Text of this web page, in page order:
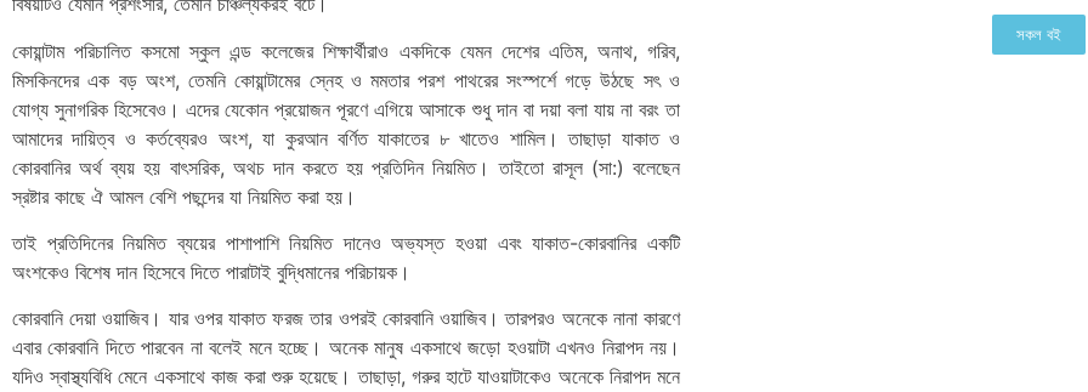
কোয়ান্টাম পরিচালিত কসমো স্কুল এন্ড কলেজের শিক্ষার্থীরাও একদিকে যেমন দেশের এতিম, অনাথ, গরিব,
মিসকিনদের এক বড় অংশ, তেমনি কোয়ান্টামের স্নেহ ও মমতার পরশ পাথরের সংস্পর্শে গড়ে উঠছে সৎ ও
যোগ্য সুনাগরিক হিসেবেও। এদের যেকোন প্রয়োজন পূরণে এগিয়ে আসাকে শুধু দান বা দয়া বলা যায় না বরং তা
আমাদের দায়িত্ব ও কর্তব্যেরও অংশ, যা কুরআন বর্ণিত যাকাতের ৮ খাতেও শামিল। তাছাড়া যাকাত ও
কোরবানির অর্থ ব্যয় হয় বাৎসরিক, অথচ দান করতে হয় প্রতিদিন নিয়মিত। তাইতো রাসূল (সা:) বলেছেন
স্রষ্টার কাছে ঐ আমল বেশি পছন্দের যা নিয়মিত করা হয়।
তাই প্রতিদিনের নিয়মিত ব্যয়ের পাশাপাশি নিয়মিত দানেও অভ্যস্ত হওয়া এবং যাকাত-কোরবানির একটি
অংশকেও বিশেষ দান হিসেবে দিতে পারাটাই বুদ্ধিমানের পরিচায়ক।
কোরবানি দেয়া ওয়াজিব। যার ওপর যাকাত ফরজ তার ওপরই কোরবানি ওয়াজিব। তারপরও অনেকে নানা কারণে
এবার কোরবানি দিতে পারবেন না বলেই মনে হচ্ছে। অনেক মানুষ একসাথে জড়ো হওয়াটা এখনও নিরাপদ নয়।
যদিও স্বাস্থ্যবিধি মেনে একসাথে কাজ করা শুরু হয়েছে। তাছাড়া, গরুর হাটে যাওয়াটাকেও অনেকে নিরাপদ মনে
সকল বই